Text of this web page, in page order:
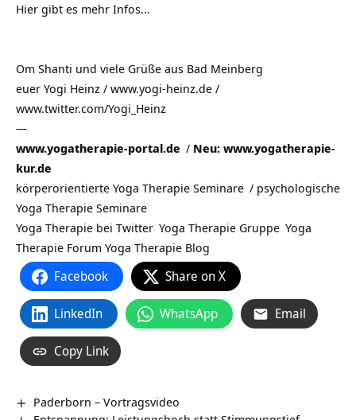
Hier gibt es mehr Infos…
Om Shanti und viele Grüße aus Bad Meinberg
euer Yogi Heinz / www.yogi-heinz.de /
www.twitter.com/Yogi_Heinz
—
www.yogatherapie-portal.de / Neu: www.yogatherapie-
kur.de
körperorientierte Yoga Therapie Seminare / psychologische
Yoga Therapie Seminare
Yoga Therapie bei Twitter Yoga Therapie Gruppe Yoga
Therapie Forum Yoga Therapie Blog
Facebook Share on X
LinkedIn WhatsApp Email
Copy Link
Paderborn‏‎ – Vortragsvideo